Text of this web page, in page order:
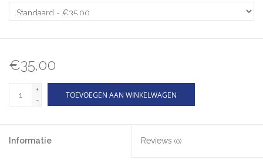
€35,00
+
-
TOEVOEGEN AAN WINKELWAGEN
Informatie Reviews (0)